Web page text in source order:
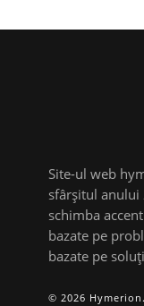
Site-ul web
sfârșitul anului
schimba
bazate pe
bazate pe
© 2026